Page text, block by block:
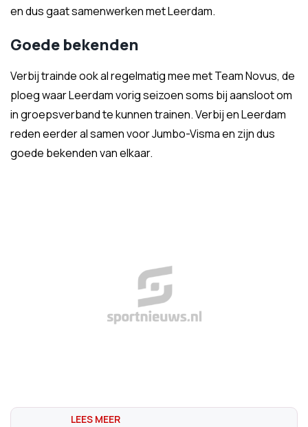
en dus gaat samenwerken met Leerdam.
Goede bekenden
Verbij trainde ook al regelmatig mee met Team Novus, de
ploeg waar Leerdam vorig seizoen soms bij aansloot om
in groepsverband te kunnen trainen. Verbij en Leerdam
reden eerder al samen voor Jumbo-Visma en zijn dus
goede bekenden van elkaar.